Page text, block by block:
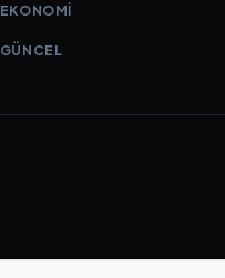
EKONOMİ
GÜNCEL